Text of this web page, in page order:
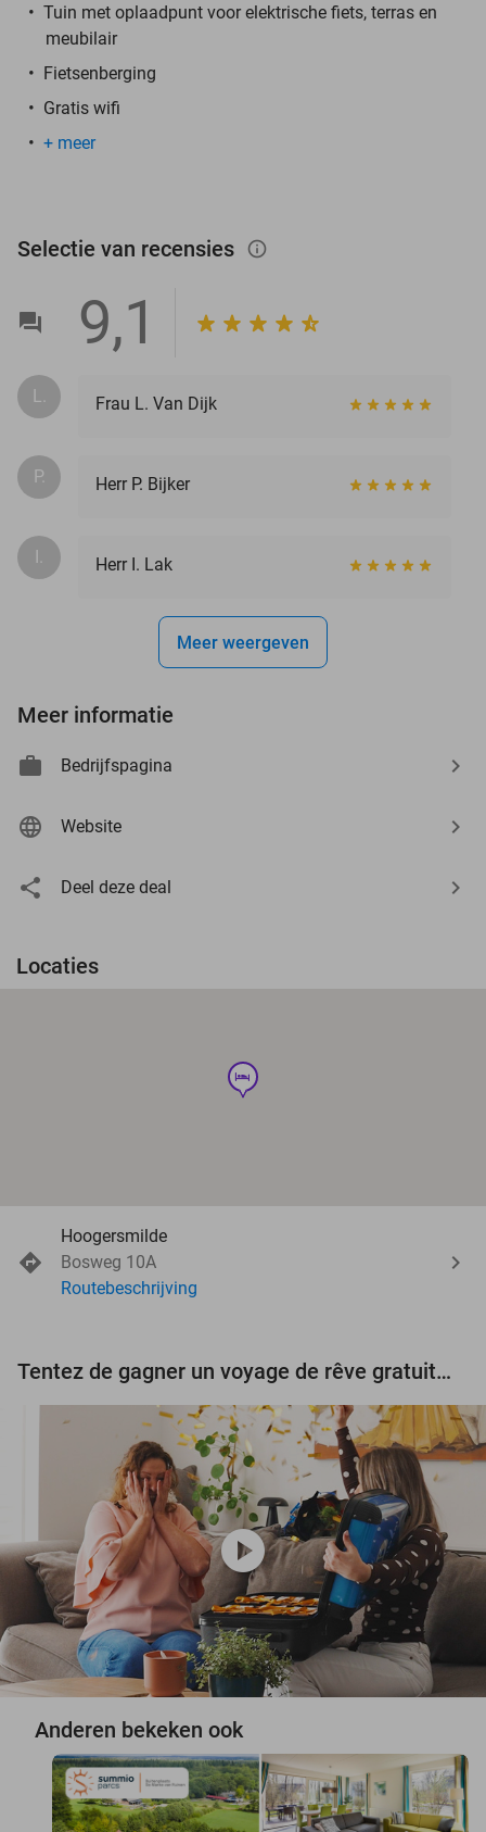
Tuin met oplaadpunt voor elektrische fiets, terras en
meubilair
Fietsenberging
Gratis wifi
+ meer
Selectie van recensies info_outlined
9,1
L. Frau L. Van Dijk
P. Herr P. Bijker
I. Herr I. Lak
Meer weergeven
Meer informatie
Bedrijfspagina
Website
Deel deze deal
Locaties
hotel
Hoogersmilde
Bosweg 10A
Routebeschrijving
Tentez de gagner un voyage de rêve gratuit d'une valeur de 3.000 € !
play_circle
Anderen bekeken ook